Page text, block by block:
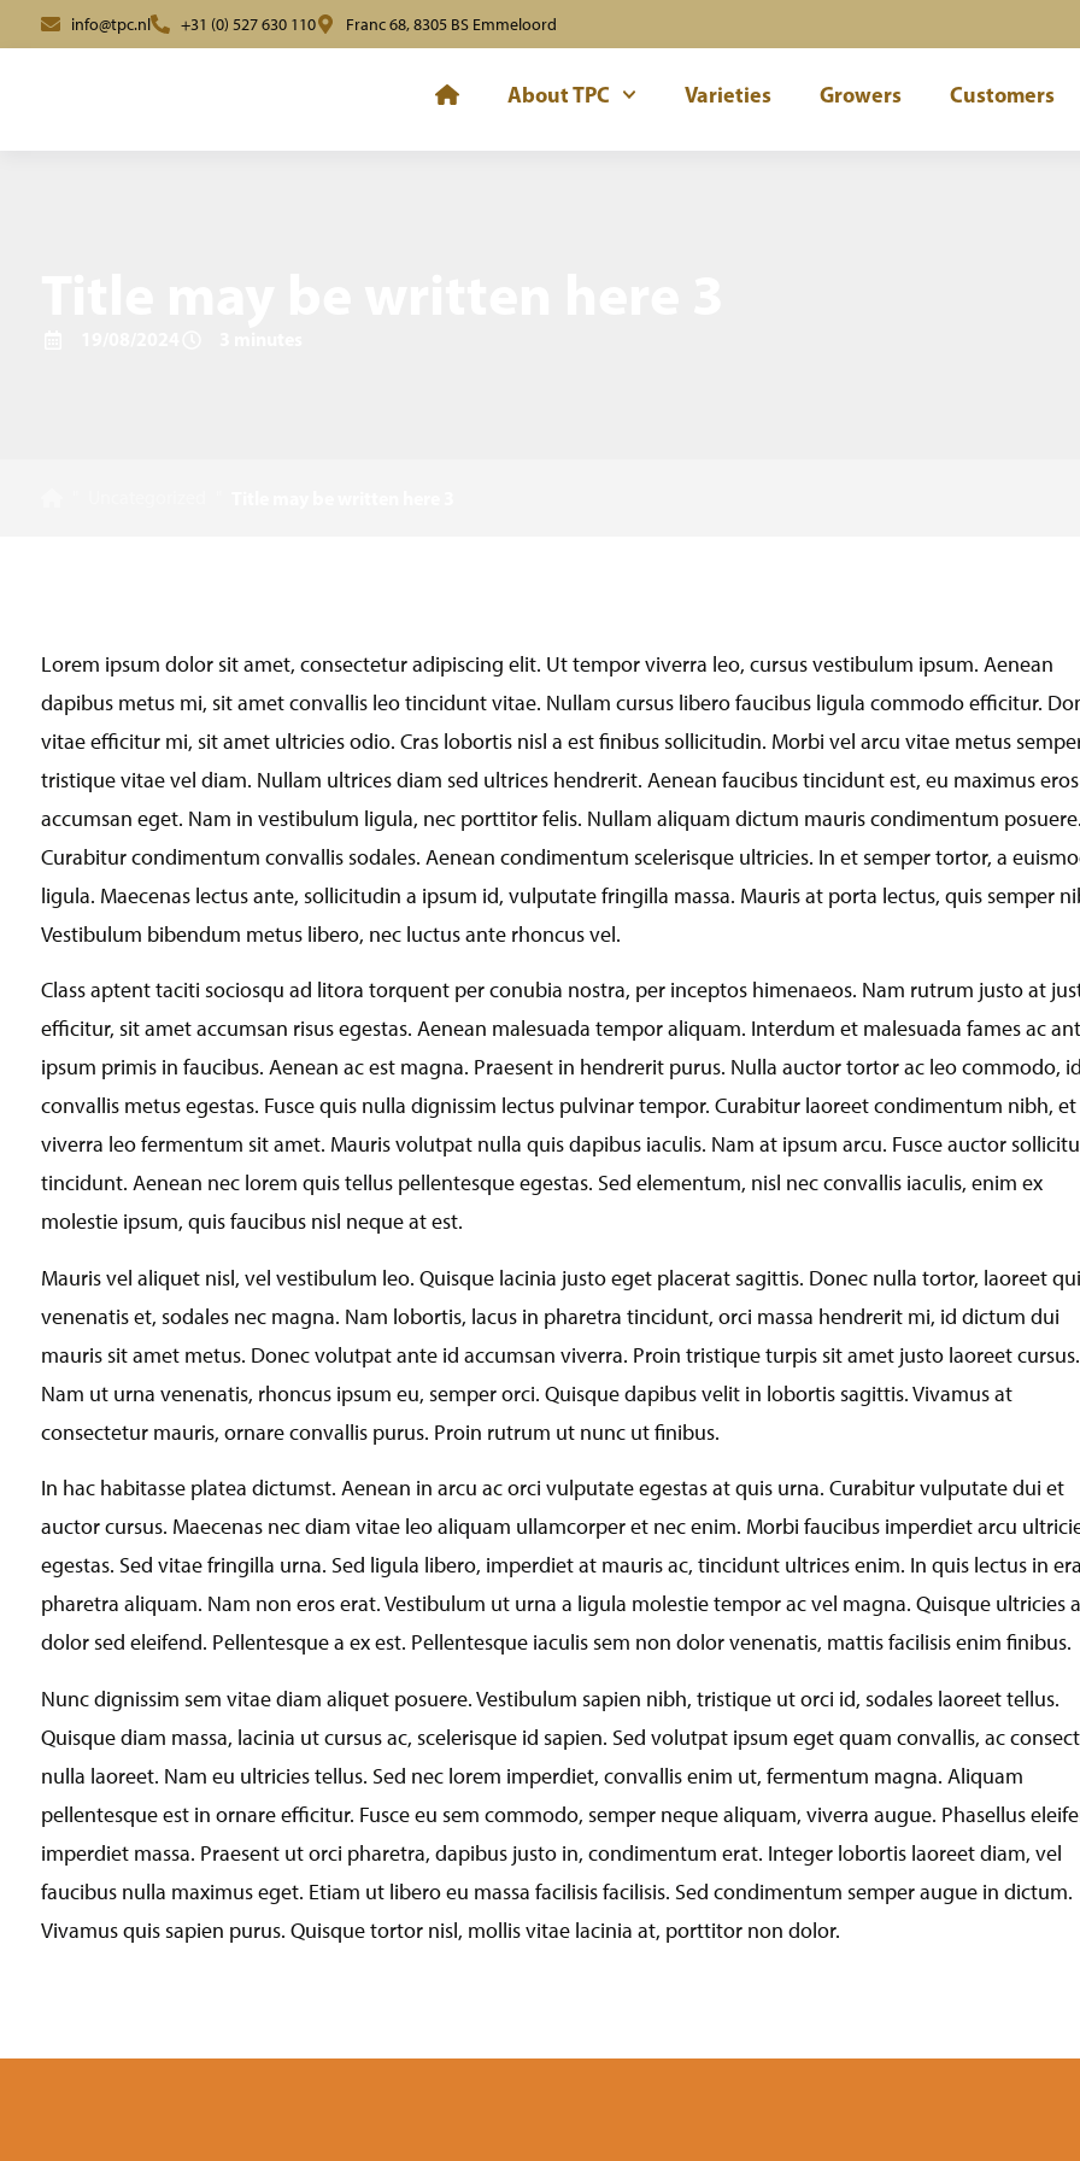
info@tpc.nl +31 (0) 527 630 110 Franc 68, 8305 BS Emmeloord
About TPC Varieties Growers Customers
Lorem ipsum dolor sit amet, consectetur adipiscing elit. Ut tempor viverra leo, cursus vestibulum ipsum. Aenean
dapibus metus mi, sit amet convallis leo tincidunt vitae. Nullam cursus libero faucibus ligula commodo efficitur.
vitae efficitur mi, sit amet ultricies odio. Cras lobortis nisl a est finibus sollicitudin. Morbi vel arcu vitae metus
tristique vitae vel diam. Nullam ultrices diam sed ultrices hendrerit. Aenean faucibus tincidunt est, eu maximus eros
accumsan eget. Nam in vestibulum ligula, nec porttitor felis. Nullam aliquam dictum mauris condimentum posuere.
Curabitur condimentum convallis sodales. Aenean condimentum scelerisque ultricies. In et semper tortor, a
ligula. Maecenas lectus ante, sollicitudin a ipsum id, vulputate fringilla massa. Mauris at porta lectus, quis semper
Vestibulum bibendum metus libero, nec luctus ante rhoncus vel.
Class aptent taciti sociosqu ad litora torquent per conubia nostra, per inceptos himenaeos. Nam rutrum justo at
efficitur, sit amet accumsan risus egestas. Aenean malesuada tempor aliquam. Interdum et malesuada fames ac
ipsum primis in faucibus. Aenean ac est magna. Praesent in hendrerit purus. Nulla auctor tortor ac leo commodo, id
convallis metus egestas. Fusce quis nulla dignissim lectus pulvinar tempor. Curabitur laoreet condimentum nibh, et
viverra leo fermentum sit amet. Mauris volutpat nulla quis dapibus iaculis. Nam at ipsum arcu. Fusce auctor
tincidunt. Aenean nec lorem quis tellus pellentesque egestas. Sed elementum, nisl nec convallis iaculis, enim ex
molestie ipsum, quis faucibus nisl neque at est.
Mauris vel aliquet nisl, vel vestibulum leo. Quisque lacinia justo eget placerat sagittis. Donec nulla tortor, laoreet
venenatis et, sodales nec magna. Nam lobortis, lacus in pharetra tincidunt, orci massa hendrerit mi, id dictum dui
mauris sit amet metus. Donec volutpat ante id accumsan viverra. Proin tristique turpis sit amet justo laoreet cursus.
Nam ut urna venenatis, rhoncus ipsum eu, semper orci. Quisque dapibus velit in lobortis sagittis. Vivamus at
consectetur mauris, ornare convallis purus. Proin rutrum ut nunc ut finibus.
In hac habitasse platea dictumst. Aenean in arcu ac orci vulputate egestas at quis urna. Curabitur vulputate dui et
auctor cursus. Maecenas nec diam vitae leo aliquam ullamcorper et nec enim. Morbi faucibus imperdiet arcu
egestas. Sed vitae fringilla urna. Sed ligula libero, imperdiet at mauris ac, tincidunt ultrices enim. In quis lectus in
pharetra aliquam. Nam non eros erat. Vestibulum ut urna a ligula molestie tempor ac vel magna. Quisque ultricies a
dolor sed eleifend. Pellentesque a ex est. Pellentesque iaculis sem non dolor venenatis, mattis facilisis enim finibus.
Nunc dignissim sem vitae diam aliquet posuere. Vestibulum sapien nibh, tristique ut orci id, sodales laoreet tellus.
Quisque diam massa, lacinia ut cursus ac, scelerisque id sapien. Sed volutpat ipsum eget quam convallis, ac
nulla laoreet. Nam eu ultricies tellus. Sed nec lorem imperdiet, convallis enim ut, fermentum magna. Aliquam
pellentesque est in ornare efficitur. Fusce eu sem commodo, semper neque aliquam, viverra augue. Phasellus
imperdiet massa. Praesent ut orci pharetra, dapibus justo in, condimentum erat. Integer lobortis laoreet diam, vel
faucibus nulla maximus eget. Etiam ut libero eu massa facilisis facilisis. Sed condimentum semper augue in dictum.
Vivamus quis sapien purus. Quisque tortor nisl, mollis vitae lacinia at, porttitor non dolor.